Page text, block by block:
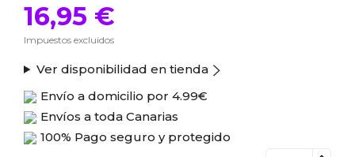
16,95 €
Impuestos excluidos
Ver disponibilidad en tienda
Envío a domicilio por 4.99€
Envíos a toda Canarias
100% Pago seguro y protegido